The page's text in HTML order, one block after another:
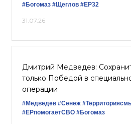
#Богомаз #Щеглов #ЕР32
31.07.26
Дмитрий Медведев:
только Победой в
операции
#Медведев #Сенеж
#ЕРпомогаетСВО #Богомаз